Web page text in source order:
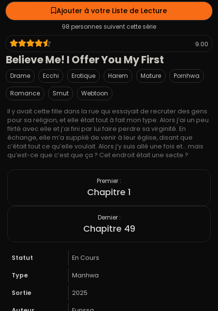
Ajouter à votre Liste de Lecture
98 personnes suivent cette série
9.00
Believe Me! I Offer You My First
Drame Ecchi Erotique Harem Mature Pornhwa
Romance Smut Webtoon
Il y avait cette fille dans la rue qui essayait de recruter des gens
pour sa religion, et elle était tout à fait mon type. Alors j’ai un peu
flirté avec elle et j’ai fini par lui faire perdre sa virginité. En
échange, elle m’a supplié de venir à leur église, disant que
c’était tout ce qu’elle voulait. Alors j’y suis allé une fois et… mais
qu’est-ce que c’est que ça ? Cet endroit était une secte ?
Premier :
Chapitre 1
Dernier :
Chapitre 49
Statut En Cours
Type Manhwa
Sortie 2025